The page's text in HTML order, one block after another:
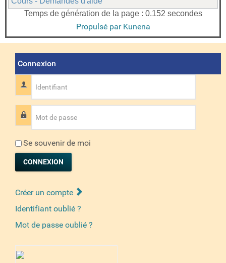
Temps de génération de la page : 0.152 secondes
Propulsé par Kunena
Connexion
Identifiant
Mot de passe
Se souvenir de moi
CONNEXION
Créer un compte
Identifiant oublié ?
Mot de passe oublié ?